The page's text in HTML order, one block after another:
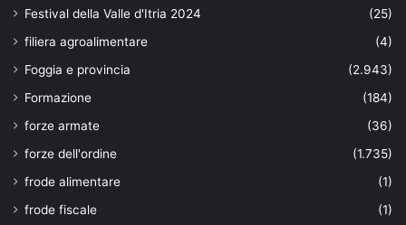
Festival della Valle d'Itria 2024
(25)
filiera agroalimentare
(4)
Foggia e provincia
(2.943)
Formazione
(184)
forze armate
(36)
forze dell'ordine
(1.735)
frode alimentare
(1)
frode fiscale
(1)